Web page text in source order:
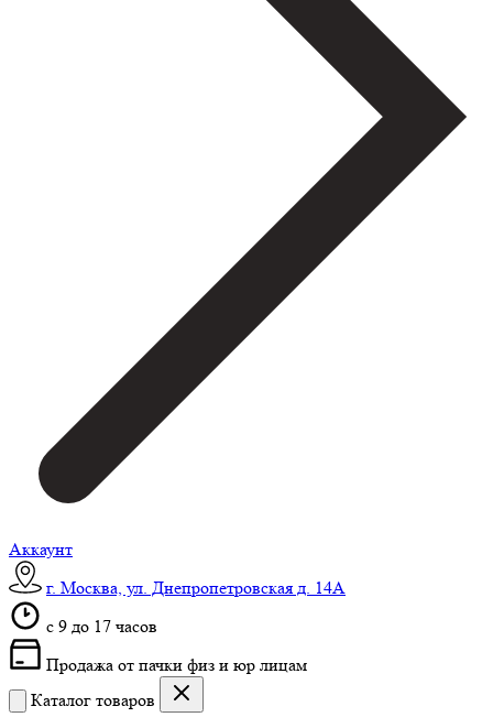
Аккаунт
г. Москва, ул. Днепропетровская д. 14А
c 9 до 17 часов
Продажа от пачки физ и юр лицам
Каталог товаров